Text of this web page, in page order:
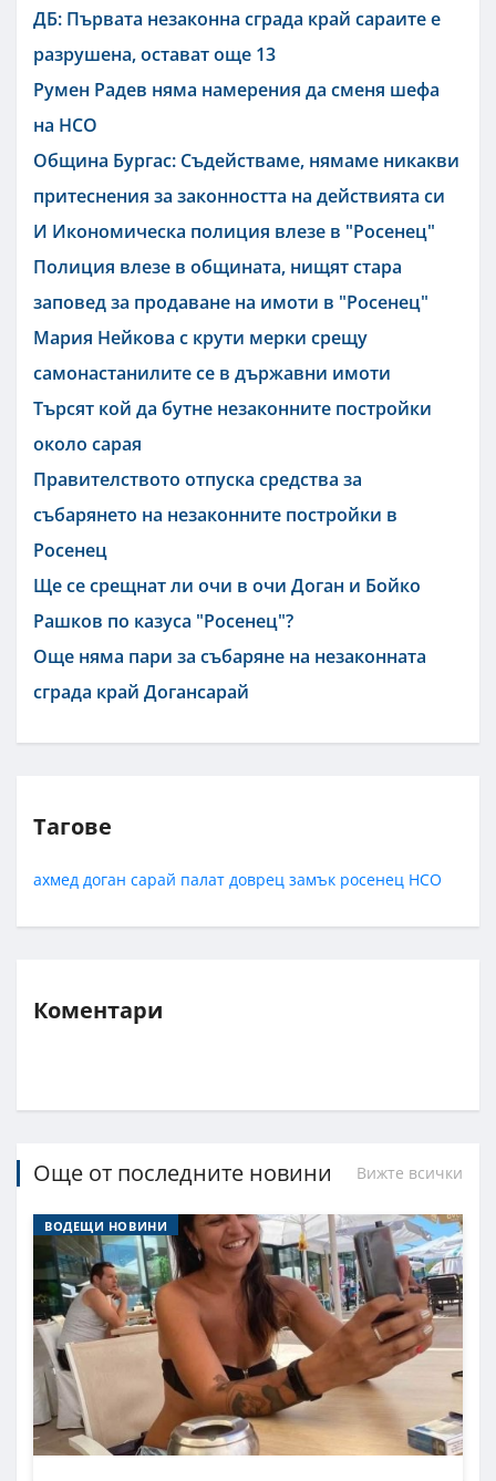
ДБ: Първата незаконна сграда край сараите е
разрушена, остават още 13
Румен Радев няма намерения да сменя шефа
на НСО
Община Бургас: Съдействаме, нямаме никакви
притеснения за законността на действията си
И Икономическа полиция влезе в "Росенец"
Полиция влезе в общината, нищят стара
заповед за продаване на имоти в "Росенец"
Мария Нейкова с крути мерки срещу
самонастанилите се в държавни имоти
Търсят кой да бутне незаконните постройки
около сарая
Правителството отпуска средства за
събарянето на незаконните постройки в
Росенец
Ще се срещнат ли очи в очи Доган и Бойко
Рашков по казуса "Росенец"?
Още няма пари за събаряне на незаконната
сграда край Догансарай
Тагове
ахмед доган сарай палат доврец замък росенец НСО
Коментари
Още от последните новини Вижте всички
ВОДЕЩИ НОВИНИ